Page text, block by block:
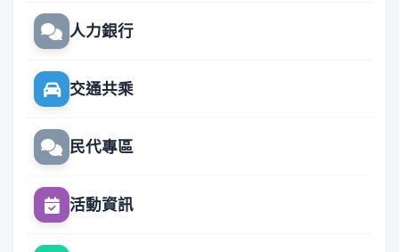
人力銀行
交通共乘
民代專區
活動資訊